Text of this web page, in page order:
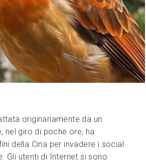
originariamente da un
nel giro di poche ore, ha
della Cina per invadere i social
Gli utenti di Internet si sono